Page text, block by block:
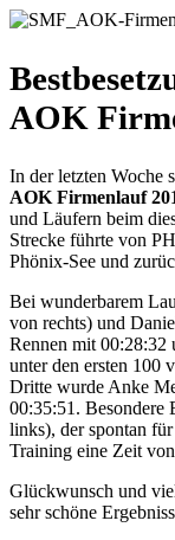
AOK
In der letzten Woche
AOK Firmenlauf
und Läufern beim
Strecke führte von
Phönix-See und
Bei wunderbarem
von rechts) und
Rennen mit 00:28:32
unter den ersten 100
Dritte wurde Anke
00:35:51. Besondere
links), der spontan
Training eine Zeit
Glückwunsch und
sehr schöne